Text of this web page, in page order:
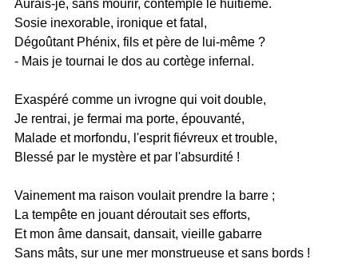
Aurais-je, sans mourir, contemplé le huitième.
Sosie inexorable, ironique et fatal,
Dégoûtant Phénix, fils et père de lui-même ?
- Mais je tournai le dos au cortège infernal.
Exaspéré comme un ivrogne qui voit double,
Je rentrai, je fermai ma porte, épouvanté,
Malade et morfondu, l'esprit fiévreux et trouble,
Blessé par le mystère et par l'absurdité !
Vainement ma raison voulait prendre la barre ;
La tempête en jouant déroutait ses efforts,
Et mon âme dansait, dansait, vieille gabarre
Sans mâts, sur une mer monstrueuse et sans bords !